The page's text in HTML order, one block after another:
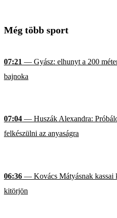
Még több sport
07:21 — Gyász: elhunyt a 200
bajnoka
07:04 — Huszák Alexandra:
felkészülni az anyaságra
06:36 — Kovács Mátyásnak kassai
kitörjön